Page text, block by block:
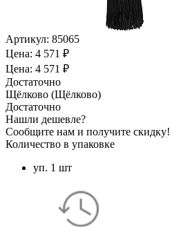
Артикул: 85065
Цена: 4 571 ₽
Цена: 4 571 ₽
Достаточно
Щёлково (Щёлково)
Достаточно
Нашли дешевле?
Сообщите нам и получите скидку!
Количество в упаковке
уп. 1 шт